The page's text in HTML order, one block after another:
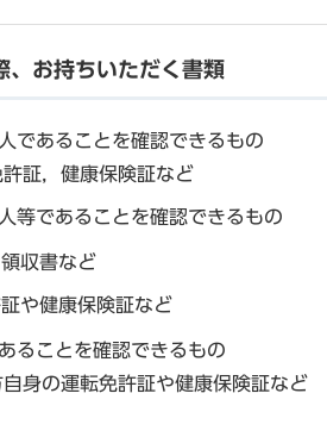
、お持ちいただく書類
であることを確認できるもの
証，健康保険証など
等であることを確認できるもの
収書など
や健康保険証など
ることを確認できるもの
身の運転免許証や健康保険証など